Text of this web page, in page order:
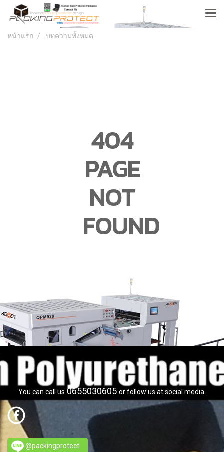
หน้าแรก บทความทั้งหมด
404
PAGE
NOT
FOUND
You can call us 0655030605 or follow us at social media.
@packingprotect